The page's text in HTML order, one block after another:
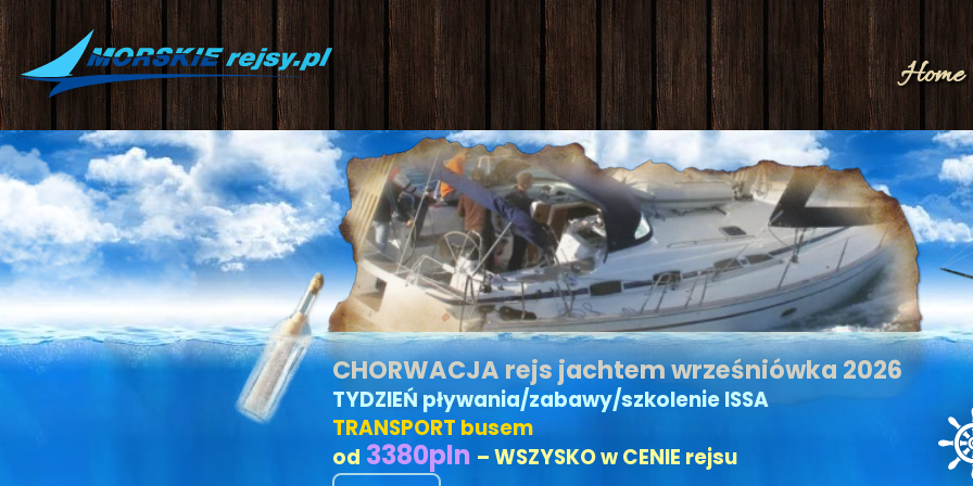
Home
wrześniówka 2026 CHORWACJA rejs jachtem wrześniówka 2026
TYDZIEŃ pływania/zabawy/szkolenie ISSA
TRANSPORT busem
od 3380pln – WSZYSKO w CENIE rejsu